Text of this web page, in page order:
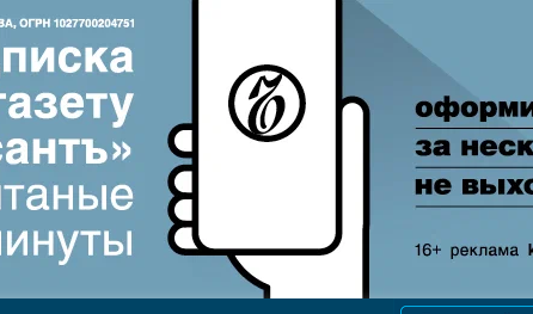
Реклама в «Ъ» www.kommersant.ru/ad